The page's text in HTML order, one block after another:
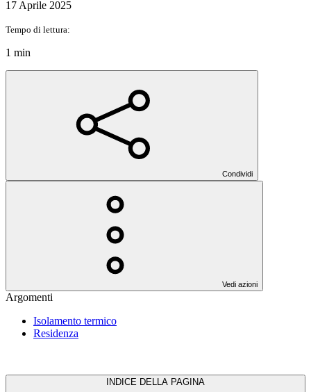
17 Aprile 2025
Tempo di lettura:
1 min
Condividi
Vedi azioni
Argomenti
Isolamento termico
Residenza
INDICE DELLA PAGINA